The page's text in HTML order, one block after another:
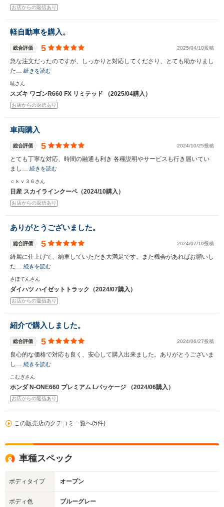
お店からの返信あり
軽自動車を購入。
総合評価 5 2025/04/10投稿
急な注文だったのですが、しっかりと対応してくださり、とても助かりまし
た… 続きを読む
暁さん
スズキ ワゴンR660 FX リミテッド （2025/04購入）
お店からの返信あり
車両購入
総合評価 5 2024/10/25投稿
とても丁寧な対応、時間の融通も利き 各種説明やサービスも行き届いてい
まし… 続きを読む
ｃｋｖ３６さん
日産 スカイラインクーペ（2024/10購入）
お店からの返信あり
ありがとうございました。
総合評価 5 2024/07/10投稿
綺麗に仕上げて、納車していただき大満足です。また機会があればお願いし
た… 続きを読む
さぼてんさん
ダイハツ ハイゼットトラック（2024/07購入）
お店からの返信あり
紹介で購入しました。
総合評価 5 2024/06/27投稿
良心的な価格で対応も良く、安心して購入出来ました。ありがとうございま
し… 続きを読む
こむぎさん
ホンダ N-ONE660 プレミアム Lパッケージ （2024/06購入）
お店からの返信あり
この販売店のクチコミ一覧へ(5件)
車種スペック
ボディタイプ オープン
ボディ色 ブルーグレー